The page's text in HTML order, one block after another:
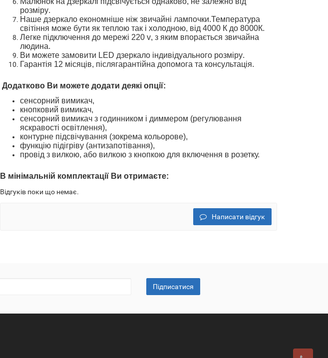
розміру.
Наше дзеркало економніше ніж звичайні лампочки.Температура
світіння
може бути як теплою так і холодною, від 4000 К до 8000К.
Легке підключення до мережі 220 v, з яким впорається звичайна
людина.
Ви можете замовити LED дзеркало індивідуального розміру.
Гарантія 12 місяців, післягарантійна допомога та консультація.
Додатково Ви можете додати деякі опції:
сенсорний вимикач,
кнопковий вимикач,
сенсорний вимикач з годинником і диммером (регулювання
яскравості освітлення),
контурне підсвічування (зокрема кольорове),
функцію підігріву (антизапотівання),
провід з вилкою, або вилкою з кнопкою для включення в розетку.
В мінімальній комплектації Ви отримаєте:
Відгуків поки що немає.
Написати відгук
Підписатися